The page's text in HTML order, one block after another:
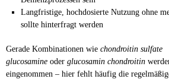
Langfristige, hochdosierte Nutzung ohne
sollte hinterfragt werden
Gerade Kombinationen wie chondroitin sulfate
glucosamine oder glucosamin chondroitin
eingenommen – hier fehlt häufig die